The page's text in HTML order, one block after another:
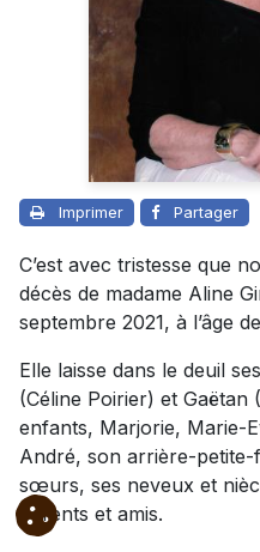
Imprimer Partager
C’est avec tristesse que
décès de madame Aline
septembre 2021, à l’âge
Elle laisse dans le deuil
(Céline Poirier) et Gaëtan
enfants, Marjorie, Marie-
André, son arrière-
sœurs, ses neveux et
parents et amis.